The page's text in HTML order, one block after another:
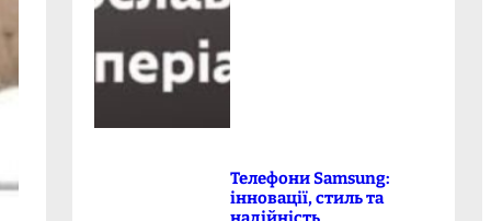
Телефони Samsung:
інновації, стиль та